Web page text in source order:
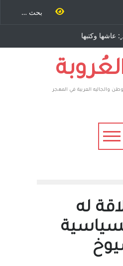
عاشها وكتبها
– نيوجرسي –
الامريكية
والجاليه العربية في المهجر
له